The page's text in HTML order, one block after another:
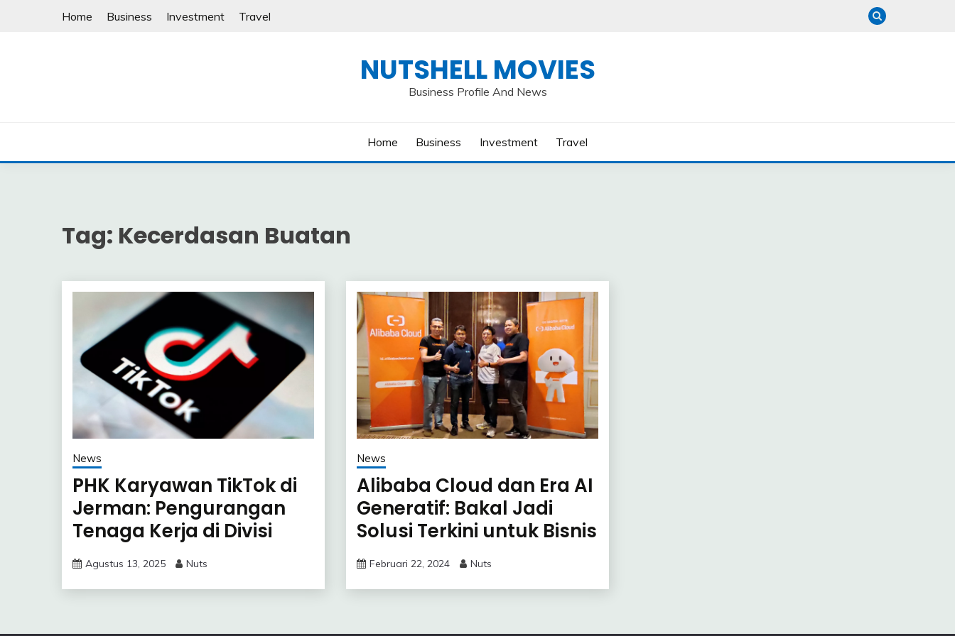
Home Business Investment Travel
NUTSHELL MOVIES
Business Profile And News
Home Business Investment Travel
Tag: Kecerdasan Buatan
News
PHK Karyawan TikTok di
Jerman: Pengurangan
Tenaga Kerja di Divisi
Kepercayaan dan
Keamanan
Agustus 13, 2025 Nuts
News
Alibaba Cloud dan Era AI
Generatif: Bakal Jadi
Solusi Terkini untuk Bisnis
di Indonesia?
Februari 22, 2024 Nuts